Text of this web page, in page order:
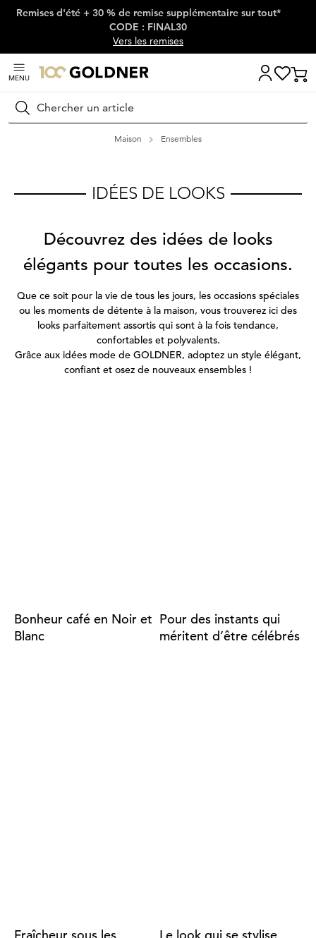
Passer la navigation, aller directement au contenu
Remises d'été + 30 % de remise supplémentaire sur tout*
CODE : FINAL30
Vers les remises
MENU
Rechercher
Maison Ensembles
IDÉES DE LOOKS
Découvrez des idées de looks
élégants pour toutes les occasions.
Que ce soit pour la vie de tous les jours, les occasions spéciales
ou les moments de détente à la maison, vous trouverez ici des
looks parfaitement assortis qui sont à la fois tendance,
confortables et polyvalents.
Grâce aux idées mode de GOLDNER, adoptez un style élégant,
confiant et osez de nouveaux ensembles !
Bonheur café en Noir et
Blanc
Pour des instants qui
méritent d’être célébrés
Fraîcheur sous les
Le look qui se stylise